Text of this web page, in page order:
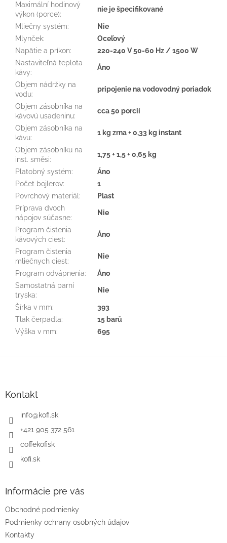
Maximální hodinový
výkon (porce):
nie je špecifikované
Mliečny systém:
Nie
Mlynček:
Oceľový
Napätie a príkon:
220-240 V 50-60 Hz / 1500 W
Nastaviteľná teplota
kávy:
Áno
Objem nádržky na
vodu:
pripojenie na vodovodný poriadok
Objem zásobníka na
kávovú usadeninu:
cca 50 porcií
Objem zásobníka na
kávu:
1 kg zrna + 0,33 kg instant
Objem zásobníku na
inst. směsi:
1,75 + 1,5 + 0,65 kg
Platobný systém:
Áno
Počet bojlerov:
1
Povrchový materiál:
Plast
Príprava dvoch
nápojov súčasne:
Nie
Program čistenia
kávových ciest:
Áno
Program čistenia
mliečnych ciest:
Nie
Program odvápnenia:
Áno
Samostatná parní
tryska:
Nie
Šírka v mm:
393
Tlak čerpadla:
15 barů
Výška v mm: 695
Kontakt
info@kofi.sk
+421 905 372 561
coffekofisk
kofi.sk
Informácie pre vás
Obchodné podmienky
Podmienky ochrany osobných údajov
Kontakty